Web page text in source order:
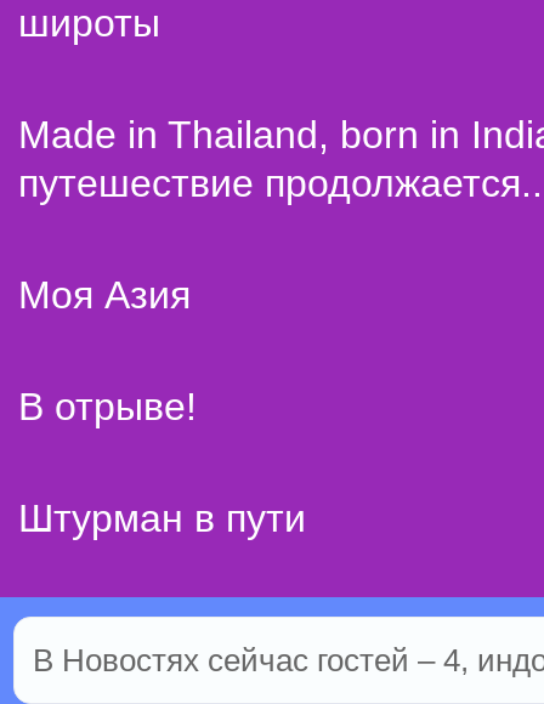
широты
Made in Thailand, born in
путешествие
Моя Азия
В отрыве!
Штурман в пути
В Новостях сейчас гостей – 4,